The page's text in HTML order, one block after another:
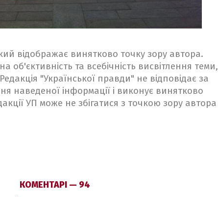
відображає винятково точку зору автора.
об'єктивність та всебічність висвітлення теми,
"Української правди" не відповідає за
наведеної інформації і виконує винятково
УП може не збігатися з точкою зору автора
КОМЕНТАРІ — 94